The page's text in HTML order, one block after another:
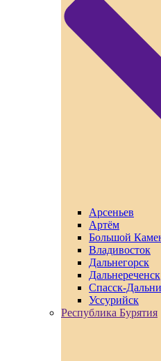
Арсеньев
Артём
Большой
Владивосток
Дальнегорск
Дальнереченск
Спасск-
Уссурийск
Республика Бурятия